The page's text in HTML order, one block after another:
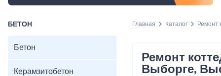
БЕТОН
Бетон
Керамзитобетон
Главная Каталог Ремонт
Ремонт
Выборге,